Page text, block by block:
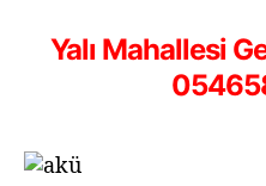
Yalı Mahallesi